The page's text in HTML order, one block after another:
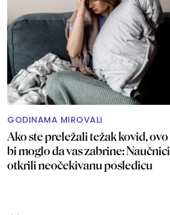
GODINAMA MIROVALI
Ako ste preležali težak kovid, ovo
bi moglo da vas zabrine: Naučnici
otkrili neočekivanu posledicu